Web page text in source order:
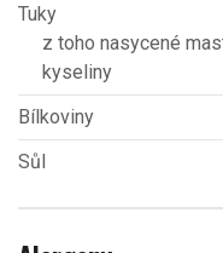
Tuky
z toho nasycené
kyseliny
Bílkoviny
Sůl